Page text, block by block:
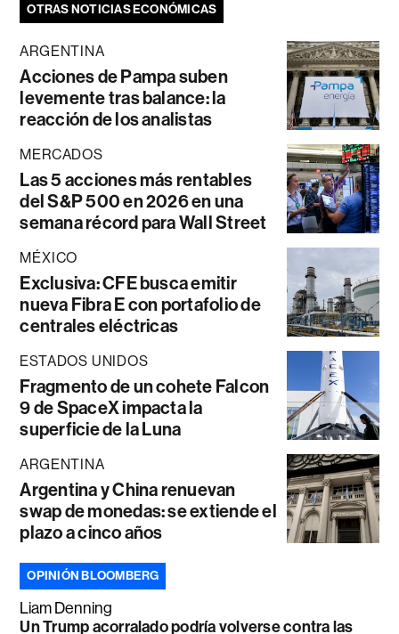
OTRAS NOTICIAS ECONÓMICAS
ARGENTINA
Acciones de Pampa suben
levemente tras balance: la
reacción de los analistas
MERCADOS
Las 5 acciones más rentables
del S&P 500 en 2026 en una
semana récord para Wall Street
MÉXICO
Exclusiva: CFE busca emitir
nueva Fibra E con portafolio de
centrales eléctricas
ESTADOS UNIDOS
Fragmento de un cohete Falcon
9 de SpaceX impacta la
superficie de la Luna
ARGENTINA
Argentina y China renuevan
swap de monedas: se extiende el
plazo a cinco años
OPINIÓN BLOOMBERG
Liam Denning
Un Trump acorralado podría volverse contra las